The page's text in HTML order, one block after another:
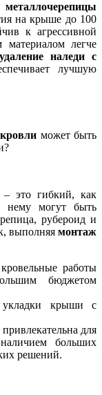
на крыше до 100
к агрессивной
легче
удаление наледи с
лучшую
может быть
– это гибкий, как
нему могут быть
рубероид и
выполняя монтаж
работы
бюджетом
крыши с
для
больших
решений.